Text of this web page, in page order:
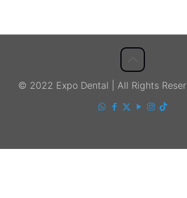
© 2022 Expo Dental | All Rights